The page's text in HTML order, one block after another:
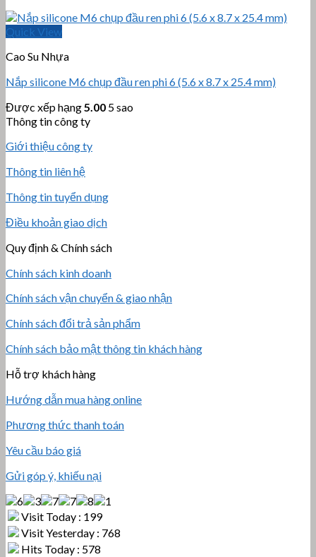
Quick View
Cao Su Nhựa
Nắp silicone M6 chụp đầu ren phi 6 (5.6 x 8.7 x 25.4 mm)
Được xếp hạng5.00 5 sao
Thông tin công ty
Giới thiệu công ty
Thông tin liên hệ
Thông tin tuyển dụng
Điều khoản giao dịch
Quy định & Chính sách
Chính sách kinh doanh
Chính sách vận chuyển & giao nhận
Chính sách đổi trả sản phẩm
Chính sách bảo mật thông tin khách hàng
Hỗ trợ khách hàng
Hướng dẫn mua hàng online
Phương thức thanh toán
Yêu cầu báo giá
Gửi góp ý, khiếu nại
Visit Today : 199
Visit Yesterday : 768
Hits Today : 578